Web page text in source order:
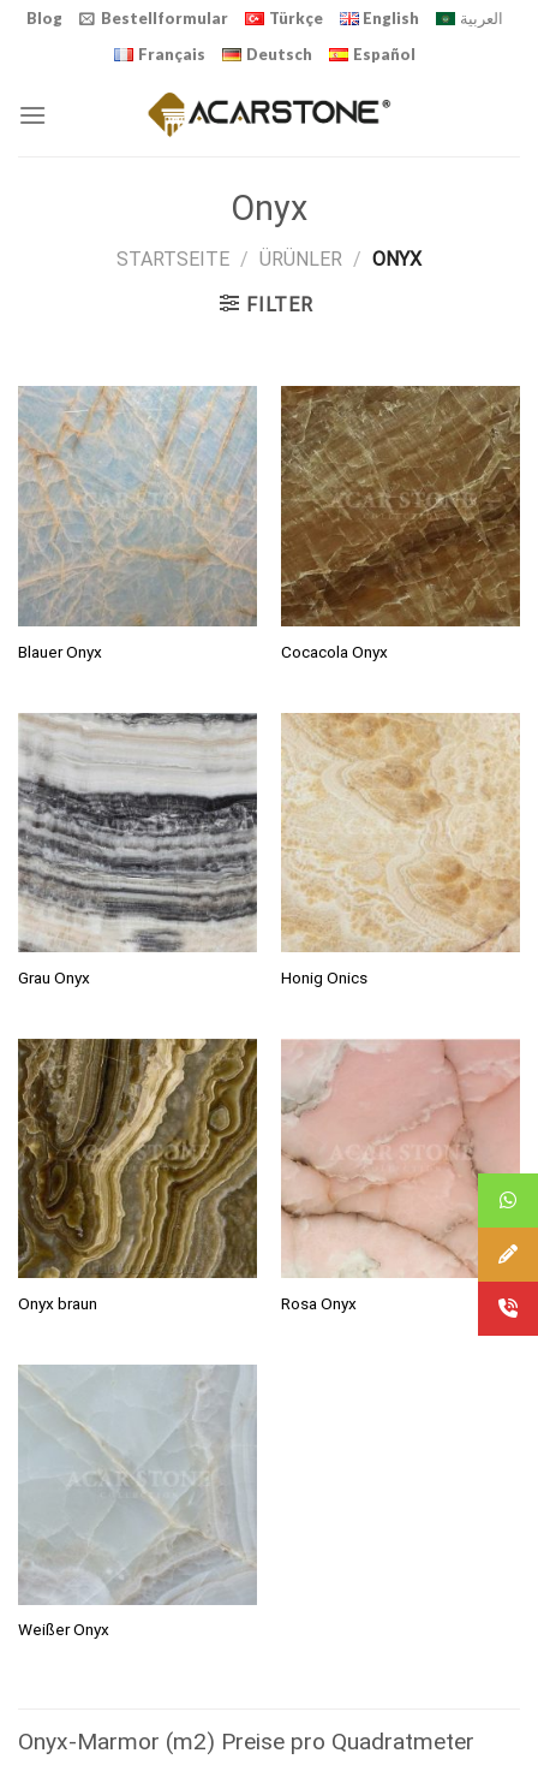
SkipBlog Bestellformular Türkçe English
العربية
Français
Deutsch Español
Onyx
STARTSEITE / ÜRÜNLER / ONYX
FILTER
Blauer Onyx Cocacola Onyx
Grau Onyx Honig Onics
Onyx braun Rosa Onyx
Weißer Onyx
Onyx-Marmor (m2) Preise pro Quadratmeter